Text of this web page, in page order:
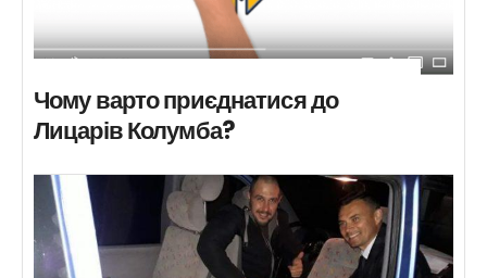
Чому варто приєднатися до
Лицарів Колумба?